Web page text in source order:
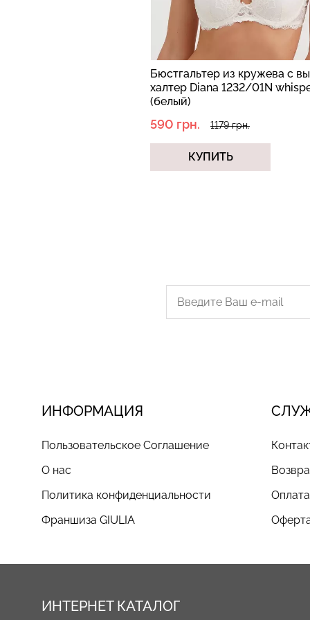
Бюстгальтер из кружева с
халтер Diana 1232/01N
(белый)
590 грн. 1179 грн.
КУПИТЬ
ИНФОРМАЦИЯ
Пользовательское Соглашение
О нас
Политика конфиденциальности
Франшиза GIULIA
ИНТЕРНЕТ КАТАЛОГ